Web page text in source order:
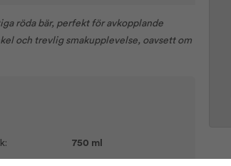
röda bär, perfekt för avkopplande
och trevlig smakupplevelse, oavsett om
750 ml